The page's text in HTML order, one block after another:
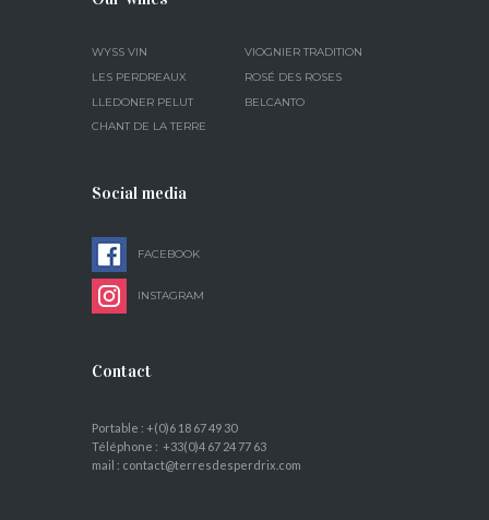
WYSS VIN
VIOGNIER TRADITION
LES PERDREAUX
ROSÉ DES ROSES
LLEDONER PELUT
BELCANTO
CHANT DE LA TERRE
Social media
FACEBOOK
INSTAGRAM
Contact
Portable : +(0)6 18 67 49 30
Téléphone : +33(0)4 67 24 77 63
mail : contact@terresdesperdrix.com